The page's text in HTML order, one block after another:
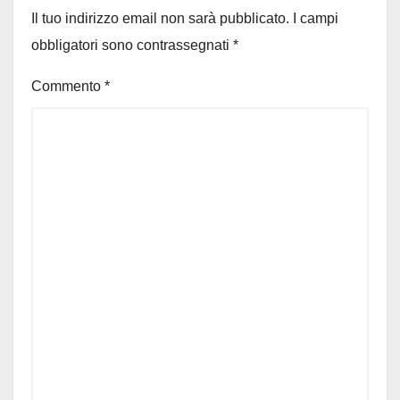
Il tuo indirizzo email non sarà pubblicato.
I campi
obbligatori sono contrassegnati *
Commento *